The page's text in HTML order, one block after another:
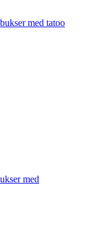
med tatoo
med